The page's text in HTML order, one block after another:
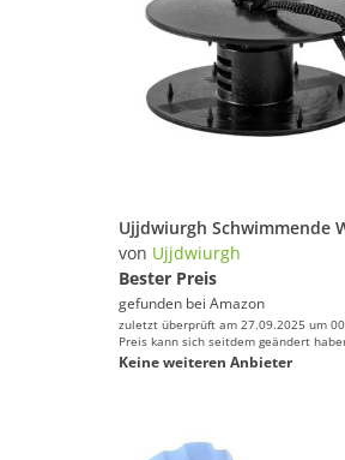
von Ujjdwiurgh
Bester Preis
gefunden bei Amazon
zuletzt überprüft am 27.09.2025 um
Preis kann sich seitdem geändert
Keine weiteren Anbieter